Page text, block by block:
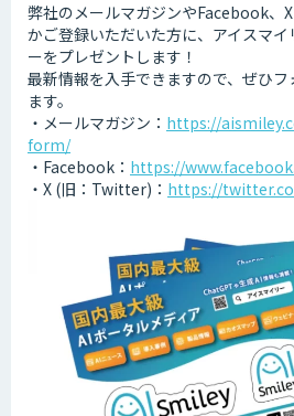
弊社のメールマガジンやFacebook
かご登録いただいた方に、アイスマ
ーをプレゼントします！
最新情報を入手できますので、ぜひ
ます。
・メールマガジン： https://
form/
・Facebook： https://
・X (旧：Twitter)： https://